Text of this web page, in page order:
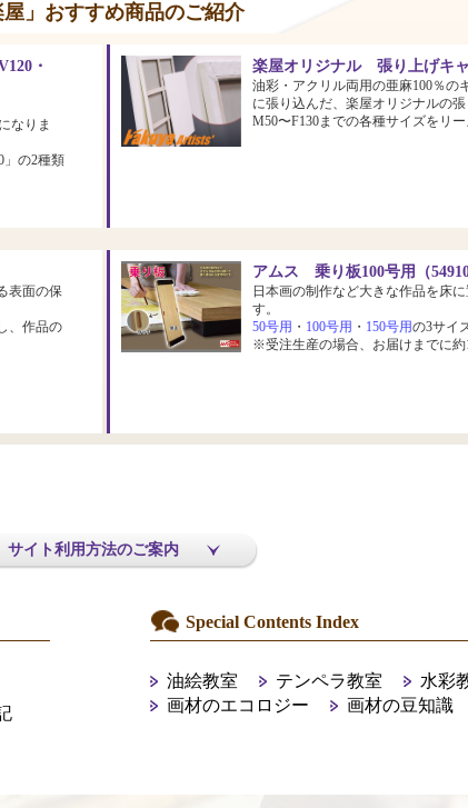
屋」おすすめ商品のご紹介
・
なりま
」の2種類
楽屋オリジナル 張り上げキ
油彩・アクリル両用の亜麻100％の
に張り込んだ、楽屋オリジナルの張
M50〜F130までの各種サイズをリ
表面の保
、作品の
アムス 乗り板100号用（
日本画の制作など大きな作品を床
す。
50号用 ・ 100号用 ・ 150号用の3サイ
※受注生産の場合、お届けまでに約
サイト利用方法のご案内
Special Contents Index
油絵教室 テンペラ教室
水彩
画材のエコロジー
画材の豆知識